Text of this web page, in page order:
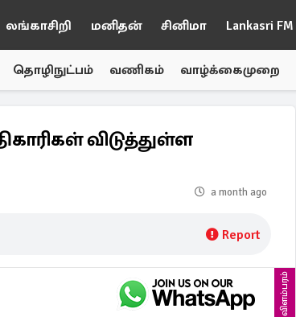
லங்காசிறி மனிதன் சினிமா Lankasri FM
தொழிநுட்பம் வணிகம் வாழ்க்கைமுறை
விடுத்துள்ள
a month ago
Report
விளம்பரம்